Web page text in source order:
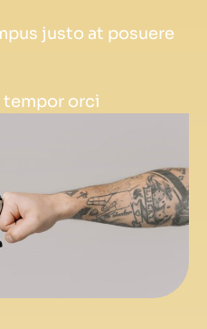
justo at posuere
tempor orci